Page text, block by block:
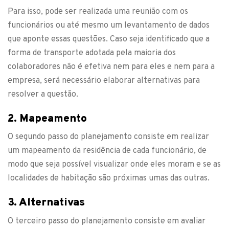
Para isso, pode ser realizada uma reunião com os
funcionários ou até mesmo um levantamento de dados
que aponte essas questões. Caso seja identificado que a
forma de transporte adotada pela maioria dos
colaboradores não é efetiva nem para eles e nem para a
empresa, será necessário elaborar alternativas para
resolver a questão.
2. Mapeamento
O segundo passo do planejamento consiste em realizar
um mapeamento da residência de cada funcionário, de
modo que seja possível visualizar onde eles moram e se as
localidades de habitação são próximas umas das outras.
3. Alternativas
O terceiro passo do planejamento consiste em avaliar